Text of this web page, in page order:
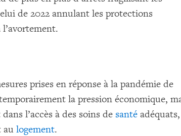
de 2022 annulant les protections
prises en réponse à la pandémie de
la pression économique,
l’accès à des soins de santé
aulogement.